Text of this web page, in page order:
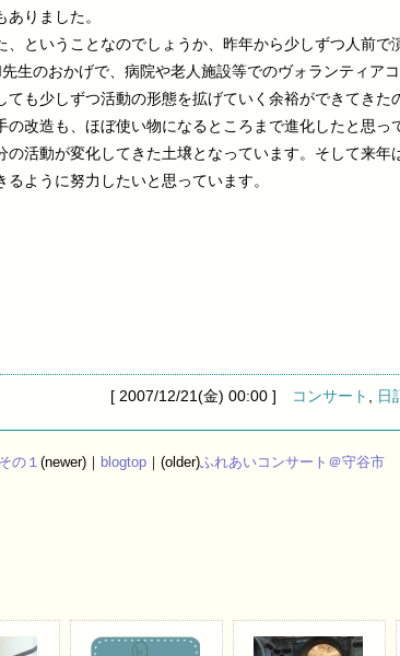
りました。
、ということなのでしょうか、昨年から少しずつ人前で
生のおかげで、病院や老人施設等でのヴォランティア
ても少しずつ活動の形態を拡げていく余裕ができてきた
の改造も、ほぼ使い物になるところまで進化したと思っ
の活動が変化してきた土壌となっています。そして来年
ように努力したいと思っています。
[ 2007/12/21(金) 00:00 ] コンサート , 日
の１(newer)｜ blogtop｜(older)ふれあいコンサート＠守谷市